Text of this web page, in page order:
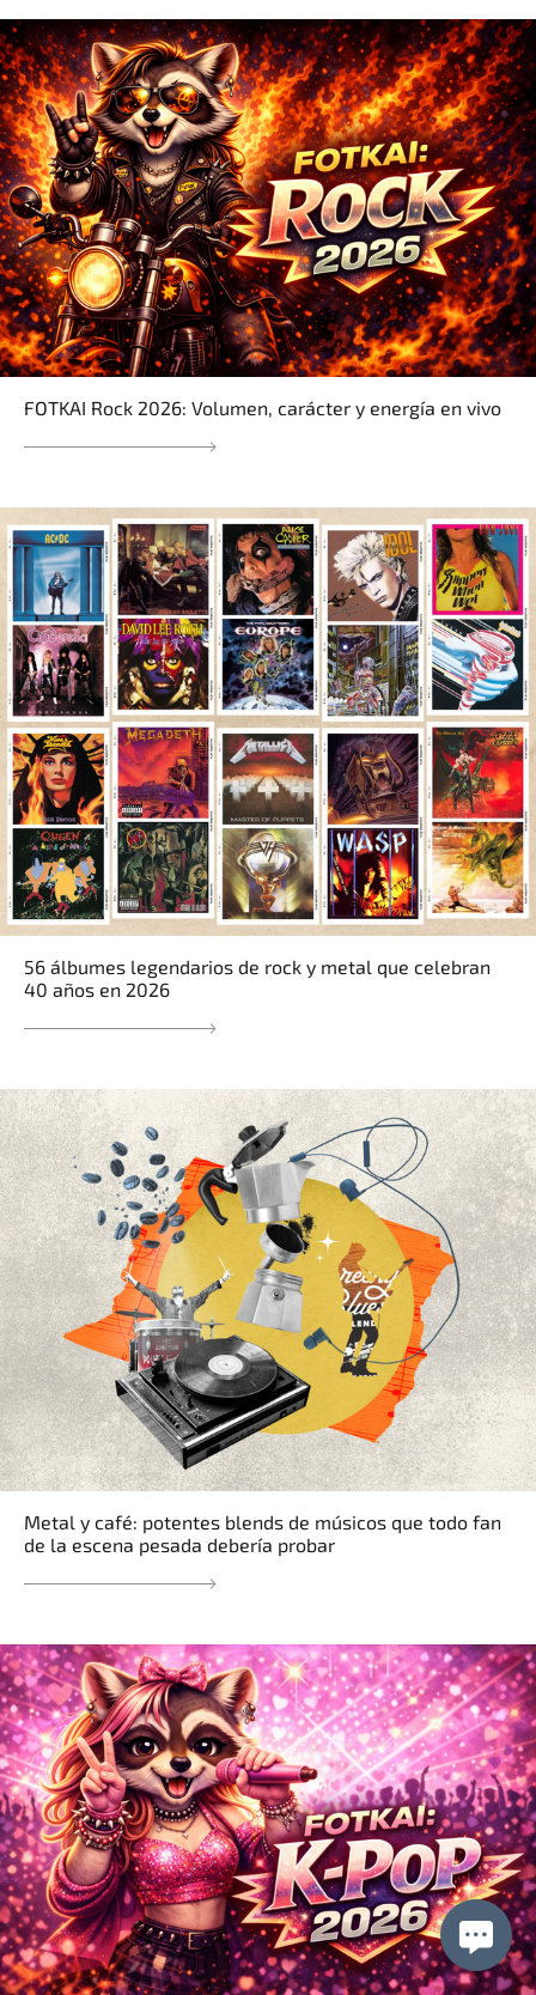
FOTKAI Rock 2026: Volumen, carácter y energía en vivo
56 álbumes legendarios de rock y metal que celebran
40 años en 2026
Metal y café: potentes blends de músicos que todo fan
de la escena pesada debería probar